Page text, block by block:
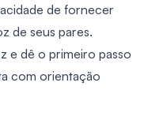
de fornecer
de seus pares.
e dê o primeiro passo
com orientação